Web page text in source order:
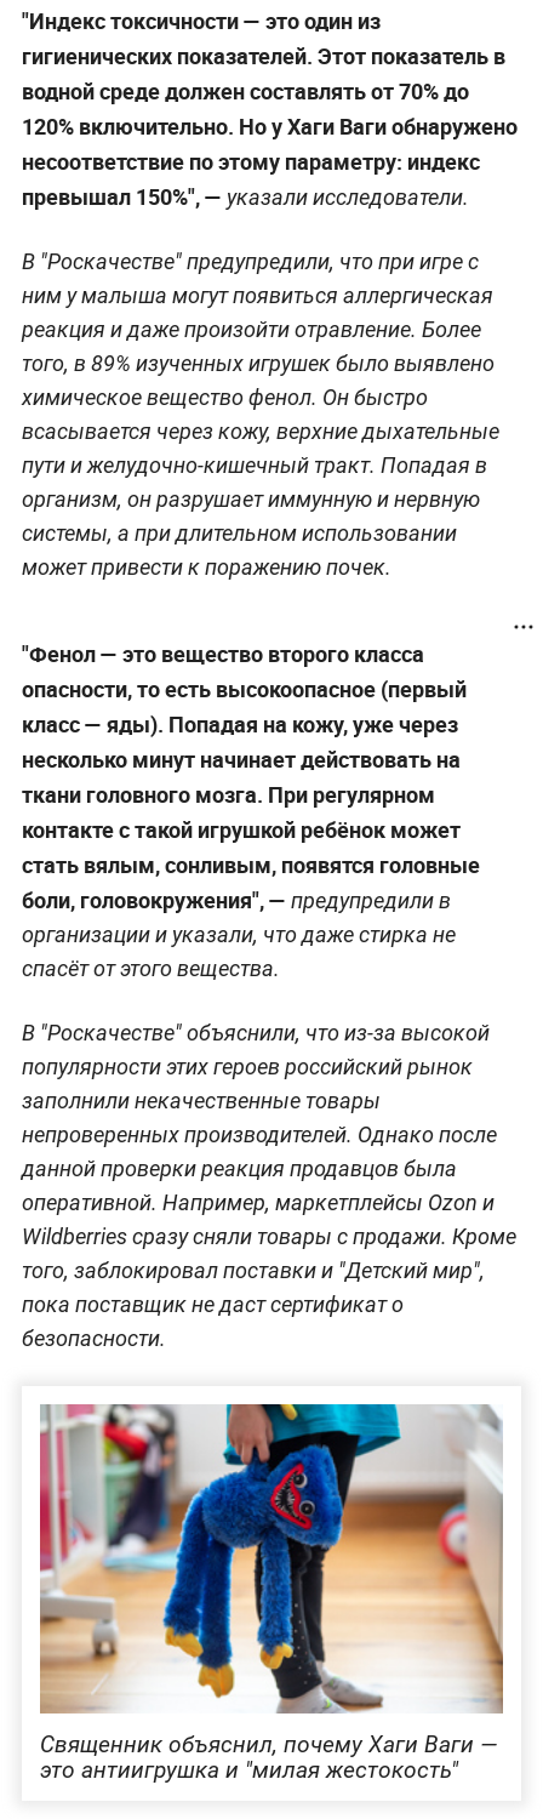
"Индекс токсичности— это один из
гигиенических показателей. Этот показатель в
водной среде должен составлять от 70% до
120% включительно. Но у Хаги Ваги обнаружено
несоответствие по этому параметру: индекс
превышал 150%", — указали исследователи.
В "Роскачестве" предупредили, что при игре с
ним у малыша могут появиться аллергическая
реакция и даже произойти отравление. Более
того, в 89% изученных игрушек было выявлено
химическое вещество фенол. Он быстро
всасывается через кожу, верхние дыхательные
пути и желудочно-кишечный тракт. Попадая в
организм, он разрушает иммунную и нервную
системы, а при длительном использовании
может привести к поражению почек.
"Фенол — это вещество второго класса
опасности, то есть высокоопасное (первый
класс— яды). Попадая на кожу, уже через
несколько минут начинает действовать на
ткани головного мозга. При регулярном
контакте с такой игрушкой ребёнок может
стать вялым, сонливым, появятся головные
боли, головокружения", — предупредили в
организации и указали, что даже стирка не
спасёт от этого вещества.
В "Роскачестве" объяснили, что из-за высокой
популярности этих героев российский рынок
заполнили некачественные товары
непроверенных производителей. Однако после
данной проверки реакция продавцов была
оперативной. Например, маркетплейсы Ozon и
Wildberries сразу сняли товары с продажи. Кроме
того, заблокировал поставки и "Детский мир",
пока поставщик не даст сертификат о
безопасности.
Священник объяснил, почему Хаги Ваги —
это антиигрушка и "милая жестокость"